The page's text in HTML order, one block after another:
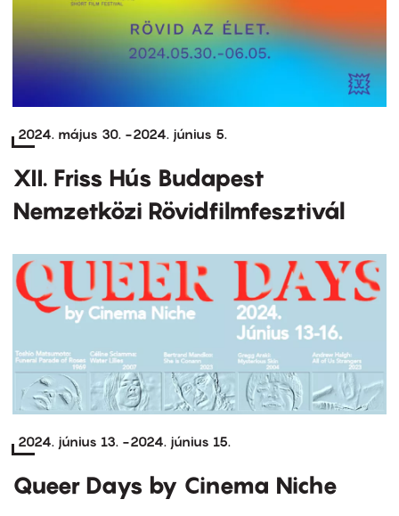
2024. május 30. -2024. június 5.
XII. Friss Hús Budapest
Nemzetközi Rövidfilmfesztivál
2024. június 13. -2024. június 15.
Queer Days by Cinema Niche